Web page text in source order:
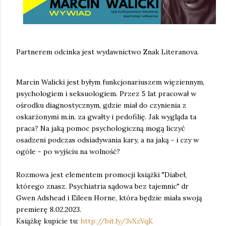
Partnerem odcinka jest wydawnictwo Znak Literanova.
Marcin Walicki jest byłym funkcjonariuszem więziennym,
psychologiem i seksuologiem. Przez 5 lat pracował w
ośrodku diagnostycznym, gdzie miał do czynienia z
oskarżonymi m.in. za gwałty i pedofilię. Jak wygląda ta
praca? Na jaką pomoc psychologiczną mogą liczyć
osadzeni podczas odsiadywania kary, a na jaką - i czy w
ogóle - po wyjściu na wolność?
Rozmowa jest elementem promocji książki "Diabeł,
którego znasz. Psychiatria sądowa bez tajemnic" dr
Gwen Adshead i Eileen Horne, która będzie miała swoją
premierę 8.02.2023.
Książkę kupicie tu: http://bit.ly/3vXzVqK